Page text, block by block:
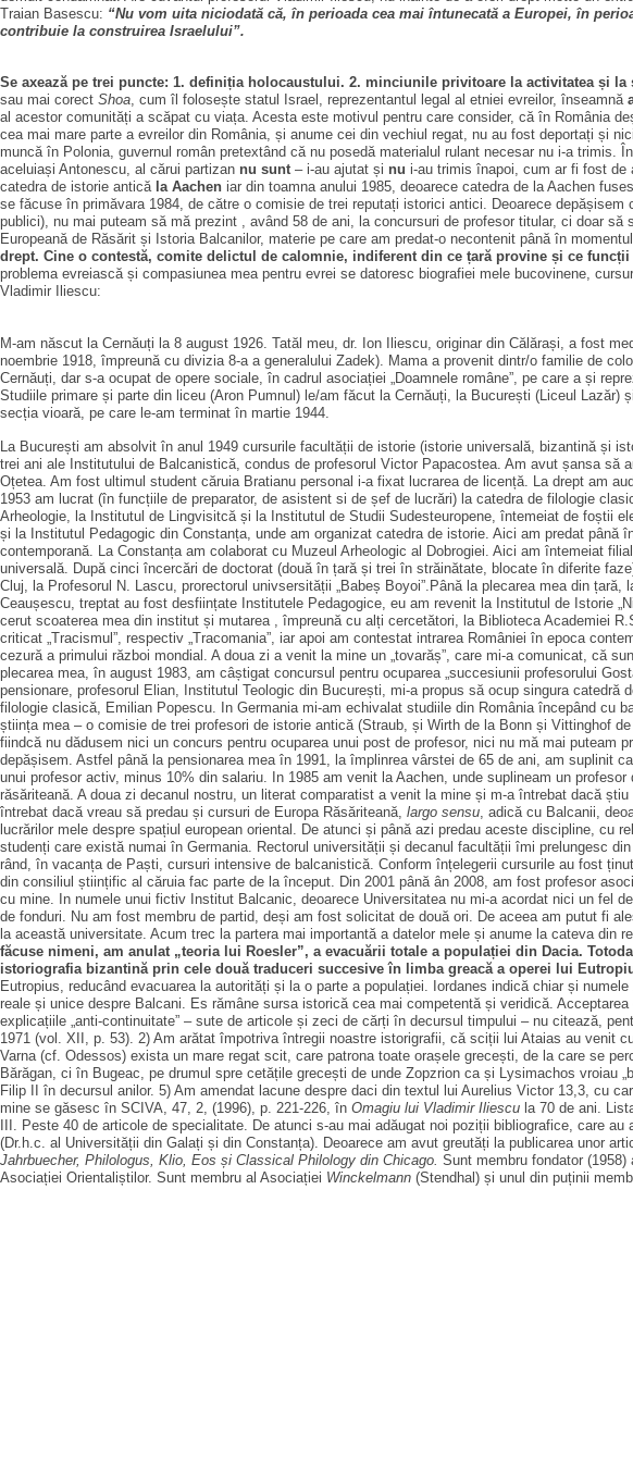
Traian Basescu: “Nu vom uita niciodată că, în perioada cea mai întunecată a Europei, în
contribuie la construirea Israelului”.
Se axează pe trei puncte: 1. definiția holocaustului. 2. minciunile privitoare la activitatea și
sau mai corect Shoa, cum îl folosește statul Israel, reprezentantul legal al etniei evreilor, înseamnă
al acestor comunități a scăpat cu viața. Acesta este motivul pentru care consider, că în România
cea mai mare parte a evreilor din România, și anume cei din vechiul regat, nu au fost deportați și
muncă în Polonia, guvernul român pretextând că nu posedă materialul rulant necesar nu i-a
aceluiași Antonescu, al cărui partizan nu sunt– i-au ajutat și nu i-au trimis înapoi, cum ar fi fost de
catedra de istorie antică la Aachen iar din toamna anului 1985, deoarece catedra de la Aachen
se făcuse în primăvara 1984, de către o comisie de trei reputați istorici antici. Deoarece
publici), nu mai puteam să mă prezint , având 58 de ani, la concursuri de profesor titular, ci doar să
Europeană de Răsărit și Istoria Balcanilor, materie pe care am predat-o necontenit până în
drept. Cine o contestă, comite delictul de calomnie, indiferent din ce țară provine și ce funcții
problema evreiască și compasiunea mea pentru evrei se datoresc biografiei mele bucovinene,
Vladimir Iliescu:
M-am născut la Cernăuți la 8 august 1926. Tatăl meu, dr. Ion Iliescu, originar din Călărași, a fost
noembrie 1918, împreună cu divizia 8-a a generalului Zadek). Mama a provenit dintr/o familie de
Cernăuți, dar s-a ocupat de opere sociale, în cadrul asociației „Doamnele române”, pe care a și
Studiile primare și parte din liceu (Aron Pumnul) le/am făcut la Cernăuți, la București (Liceul
secția vioară, pe care le-am terminat în martie 1944.
La București am absolvit în anul 1949 cursurile facultății de istorie (istorie universală, bizantină și
trei ani ale Institutului de Balcanistică, condus de profesorul Victor Papacostea. Am avut șansa
Oțetea. Am fost ultimul student căruia Bratianu personal i-a fixat lucrarea de licență. La drept am
1953 am lucrat (în funcțiile de preparator, de asistent si de șef de lucrări) la catedra de filologie
Arheologie, la Institutul de Lingvisitcă și la Institutul de Studii Sudesteuropene, întemeiat de foștii
și la Institutul Pedagogic din Constanța, unde am organizat catedra de istorie. Aici am predat
contemporană. La Constanța am colaborat cu Muzeul Arheologic al Dobrogiei. Aici am întemeiat
universală. După cinci încercări de doctorat (două în țară și trei în străinătate, blocate în diferite
Cluj, la Profesorul N. Lascu, prorectorul univsersității „Babeș Boyoi”.Până la plecarea mea din
Ceaușescu, treptat au fost desființate Institutele Pedagogice, eu am revenit la Institutul de Istorie
cerut scoaterea mea din institut și mutarea , împreună cu alți cercetători, la Biblioteca Academiei
criticat „Tracismul”, respectiv „Tracomania”, iar apoi am contestat intrarea României în epoca
cezură a primului război mondial. A doua zi a venit la mine un „tovarăș”, care mi-a comunicat, că
plecarea mea, în august 1983, am câștigat concursul pentru ocuparea „succesiunii profesorului
pensionare, profesorul Elian, Institutul Teologic din București, mi-a propus să ocup singura
filologie clasică, Emilian Popescu. In Germania mi-am echivalat studiile din România începând cu
știința mea – o comisie de trei profesori de istorie antică (Straub, și Wirth de la Bonn și Vittinghof
fiindcă nu dădusem nici un concurs pentru ocuparea unui post de profesor, nici nu mă mai
depășisem. Astfel până la pensionarea mea în 1991, la împlinrea vârstei de 65 de ani, am suplinit
unui profesor activ, minus 10% din salariu. In 1985 am venit la Aachen, unde suplineam un
răsăriteană. A doua zi decanul nostru, un literat comparatist a venit la mine și m-a întrebat dacă
întrebat dacă vreau să predau și cursuri de Europa Răsăriteană, largo sensu, adică cu Balcanii,
lucrărilor mele despre spațiul european oriental. De atunci și până azi predau aceste discipline, cu
studenți care există numai în Germania. Rectorul universității și decanul facultății îmi prelungesc
rând, în vacanța de Paști, cursuri intensive de balcanistică. Conform înțelegerii cursurile au fost
din consiliul științific al căruia fac parte de la început. Din 2001 până ân 2008, am fost profesor
cu mine. In numele unui fictiv Institut Balcanic, deoarece Universitatea nu mi-a acordat nici un fel
de fonduri. Nu am fost membru de partid, deși am fost solicitat de două ori. De aceea am putut fi
la această universitate. Acum trec la partera mai importantă a datelor mele și anume la cateva din
făcuse nimeni, am anulat „teoria lui Roesler”, a evacuării totale a populației din Dacia.
istoriografia bizantină prin cele două traduceri succesive în limba greacă a operei lui
Eutropius, reducând evacuarea la autorități și la o parte a populației. Iordanes indică chiar și
reale și unice despre Balcani. Es rămâne sursa istorică cea mai competentă și veridică.
explicațiile „anti-continuitate” – sute de articole și zeci de cărți în decursul timpului – nu citează,
1971 (vol. XII, p. 53). 2) Am arătat împotriva întregii noastre istorigrafii, că sciții lui Ataias au venit
Varna (cf. Odessos) exista un mare regat scit, care patrona toate orașele grecești, de la care se
Bărăgan, ci în Bugeac, pe drumul spre cetățile grecești de unde Zopzrion ca și Lysimachos vroiau
Filip II în decursul anilor. 5) Am amendat lacune despre daci din textul lui Aurelius Victor 13,3, cu
mine se găsesc în SCIVA, 47, 2, (1996), p. 221-226, în Omagiu lui Vladimir Iliescu la 70 de ani.
III. Peste 40 de articole de specialitate. De atunci s-au mai adăugat noi poziții bibliografice, care
(Dr.h.c. al Universității din Galați și din Constanța). Deoarece am avut greutăți la publicarea unor
Jahrbuecher, Philologus, Klio, Eos și Classical Philology din Chicago. Sunt membru fondator (1958)
Asociației Orientaliștilor. Sunt membru al Asociației Winckelmann (Stendhal) și unul din puținii